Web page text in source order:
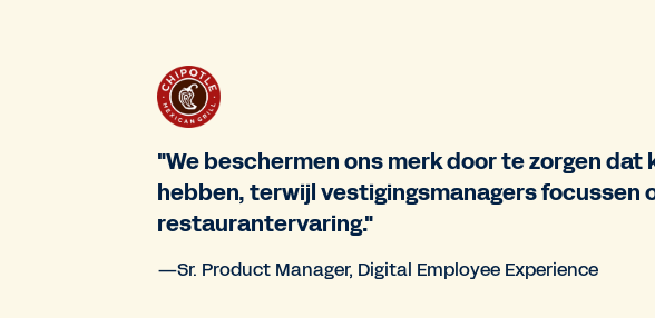
"We beschermen ons merk door te zorgen
hebben, terwijl vestigingsmanagers focussen
restaurantervaring."
—Sr. Product Manager, Digital Employee Experience